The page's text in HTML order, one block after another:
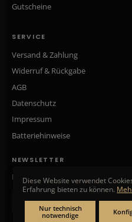
Gutscheine
SERVICE
Versand & Zahlung
Widerruf & Rückgabe
AGB
Datenschutz
Impressum
Batteriehinweise
NEWSLETTER
Neue Kollektionen, exklusive
Diese Website verwendet
Erfahrung bieten zu können.
Nur technisch
notwendige